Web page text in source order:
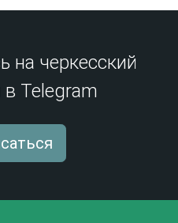
на черкесский
Telegram